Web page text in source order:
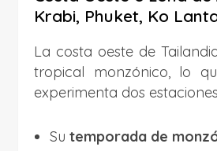
Krabi, Phuket, Ko
La costa oeste de
tropical monzónico, lo
experimenta dos
Su temporada de